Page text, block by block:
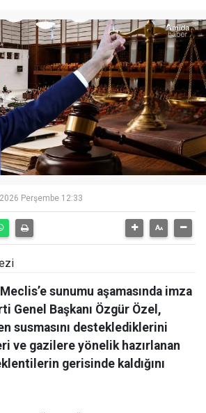
Perşembe 12:33
sunumu aşamasında imza
Genel Başkanı Özgür Özel,
susmasını desteklediklerini
ve gazilere yönelik hazırlanan
gerisinde kaldığını